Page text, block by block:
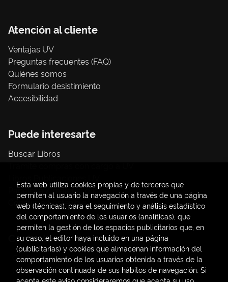
Atención al cliente
Ventajas UV
Preguntas frecuentes (FAQ)
Quiénes somos
Formulario desistimiento
Accesibilidad
Puede interesarte
Buscar Libros
Papelería / material oficina
Consumo Sostenible
Contacto
C/ Amadeo de Saboya, 4
(+34) 963828968
Esta web utiliza cookies propias y de terceros que
permiten al usuario la navegación a través de una página
web (técnicas), para el seguimiento y análisis estadístico
del comportamiento de los usuarios (analíticas), que
permiten la gestión de los espacios publicitarios que, en
su caso, el editor haya incluido en una página
(publicitarias) y cookies que almacenan información del
comportamiento de los usuarios obtenida a través de la
observación continuada de sus hábitos de navegación. Si